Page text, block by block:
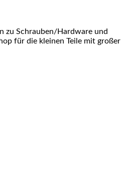
zu Schrauben/Hardware und
für die kleinen Teile mit großer